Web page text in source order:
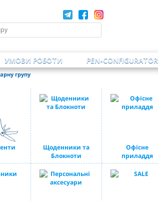
УМОВИ РОБОТИ PEN-CONFIGURATOR
Щоденники та
Блокноти
Офісне
приладдя
групу